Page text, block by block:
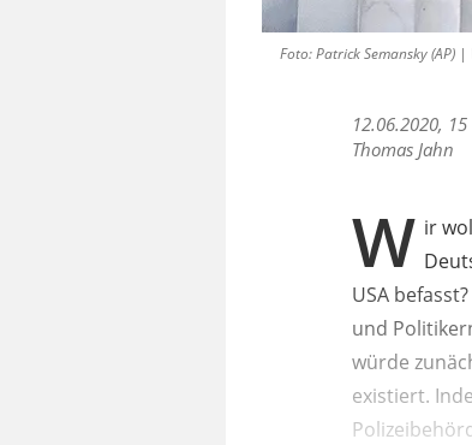
Foto: Patrick Semansky (AP)
12.06.2020,
Thomas Jahn
W ir
USA
und
würde
existiert.